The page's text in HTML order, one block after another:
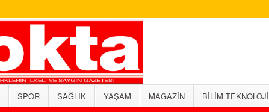
SPOR SAĞLIK YAŞAM MAGAZİN BİLİM TEKNOLOJİ